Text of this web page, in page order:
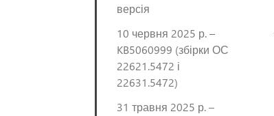
версія
10 червня 2025 р. –
KB5060999 (збірки ОС
22621.5472 і
22631.5472)
31 травня 2025 р. –